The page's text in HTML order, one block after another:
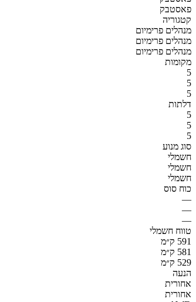
פאסטבק
קטגוריה
מנהלים פרימיום
מנהלים פרימיום
מנהלים פרימיום
מקומות
5
5
5
דלתות
5
5
5
סוג מנוע
חשמלי
חשמלי
חשמלי
כוח סוס
—
—
—
טווח חשמלי
591 ק״מ
581 ק״מ
529 ק״מ
הנעה
אחורית
אחורית